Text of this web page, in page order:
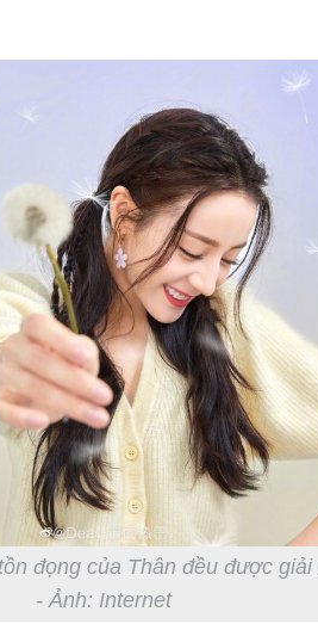
đọng của Thân đều được
- Ảnh: Internet